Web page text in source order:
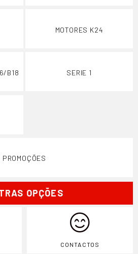
MOTORES K24
B18 SERIE 1
PROMOÇÕES
OPÇÕES
CONTACTOS